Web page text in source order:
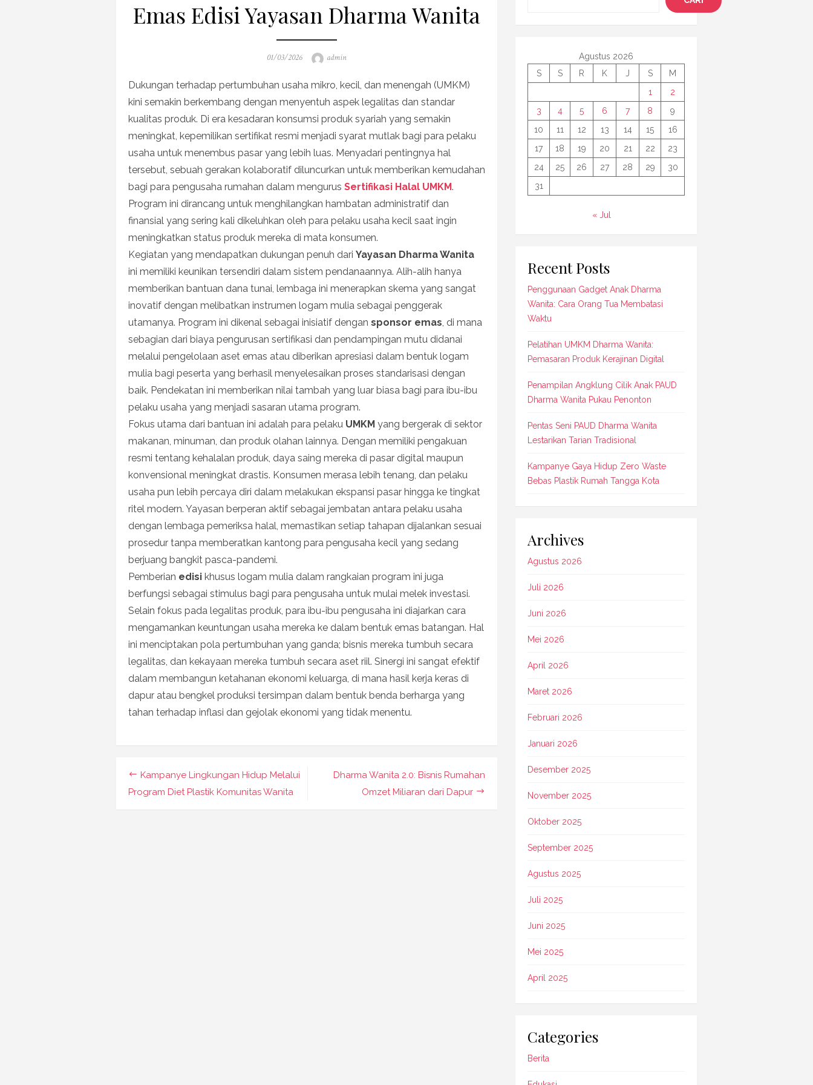
Emas Edisi Yayasan Dharma Wanita
Posted
01/03/2026 Author
admin
Dukungan terhadap pertumbuhan usaha mikro, kecil, dan menengah (UMKM)
kini semakin berkembang dengan menyentuh aspek legalitas dan standar
kualitas produk. Di era kesadaran konsumsi produk syariah yang semakin
meningkat, kepemilikan sertifikat resmi menjadi syarat mutlak bagi para pelaku
usaha untuk menembus pasar yang lebih luas. Menyadari pentingnya hal
tersebut, sebuah gerakan kolaboratif diluncurkan untuk memberikan kemudahan
bagi para pengusaha rumahan dalam mengurus Sertifikasi Halal UMKM.
Program ini dirancang untuk menghilangkan hambatan administratif dan
finansial yang sering kali dikeluhkan oleh para pelaku usaha kecil saat ingin
meningkatkan status produk mereka di mata konsumen.
Kegiatan yang mendapatkan dukungan penuh dari Yayasan Dharma Wanita
ini memiliki keunikan tersendiri dalam sistem pendanaannya. Alih-alih hanya
memberikan bantuan dana tunai, lembaga ini menerapkan skema yang sangat
inovatif dengan melibatkan instrumen logam mulia sebagai penggerak
utamanya. Program ini dikenal sebagai inisiatif dengan sponsor emas , di mana
sebagian dari biaya pengurusan sertifikasi dan pendampingan mutu didanai
melalui pengelolaan aset emas atau diberikan apresiasi dalam bentuk logam
mulia bagi peserta yang berhasil menyelesaikan proses standarisasi dengan
baik. Pendekatan ini memberikan nilai tambah yang luar biasa bagi para ibu-ibu
pelaku usaha yang menjadi sasaran utama program.
Fokus utama dari bantuan ini adalah para pelaku UMKM yang bergerak di sektor
makanan, minuman, dan produk olahan lainnya. Dengan memiliki pengakuan
resmi tentang kehalalan produk, daya saing mereka di pasar digital maupun
konvensional meningkat drastis. Konsumen merasa lebih tenang, dan pelaku
usaha pun lebih percaya diri dalam melakukan ekspansi pasar hingga ke tingkat
ritel modern. Yayasan berperan aktif sebagai jembatan antara pelaku usaha
dengan lembaga pemeriksa halal, memastikan setiap tahapan dijalankan sesuai
prosedur tanpa memberatkan kantong para pengusaha kecil yang sedang
berjuang bangkit pasca-pandemi.
Pemberian edisi khusus logam mulia dalam rangkaian program ini juga
berfungsi sebagai stimulus bagi para pengusaha untuk mulai melek investasi.
Selain fokus pada legalitas produk, para ibu-ibu pengusaha ini diajarkan cara
mengamankan keuntungan usaha mereka ke dalam bentuk emas batangan. Hal
ini menciptakan pola pertumbuhan yang ganda; bisnis mereka tumbuh secara
legalitas, dan kekayaan mereka tumbuh secara aset riil. Sinergi ini sangat efektif
dalam membangun ketahanan ekonomi keluarga, di mana hasil kerja keras di
dapur atau bengkel produksi tersimpan dalam bentuk benda berharga yang
tahan terhadap inflasi dan gejolak ekonomi yang tidak menentu.
Navigasi
pos
Dharma Wanita 2.0: Bisnis Rumahan
Omzet Miliaran dari Dapur
Kampanye Lingkungan Hidup Melalui
Program Diet Plastik Komunitas Wanita
Agustus 2026
S
S R K J S
M
1
2
3
4 5 6 7 8
9
10
11 12 13 14 15
16
17
18 19 20 21 22
23
24
25 26 27 28 29
30
31
« Jul
Recent Posts
Penggunaan Gadget Anak Dharma
Wanita: Cara Orang Tua Membatasi
Waktu
Pelatihan UMKM Dharma Wanita:
Pemasaran Produk Kerajinan Digital
Penampilan Angklung Cilik Anak PAUD
Dharma Wanita Pukau Penonton
Pentas Seni PAUD Dharma Wanita
Lestarikan Tarian Tradisional
Kampanye Gaya Hidup Zero Waste
Bebas Plastik Rumah Tangga Kota
Archives
Agustus 2026
Juli 2026
Juni 2026
Mei 2026
April 2026
Maret 2026
Februari 2026
Januari 2026
Desember 2025
November 2025
Oktober 2025
September 2025
Agustus 2025
Juli 2025
Juni 2025
Mei 2025
April 2025
Categories
Berita